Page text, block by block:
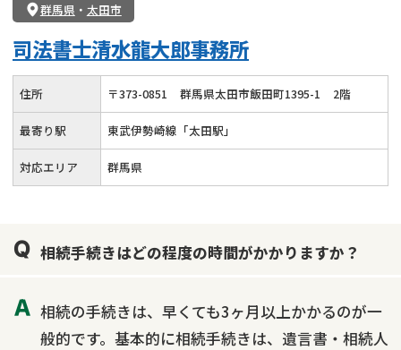
群馬県 ・ 太田市
司法書士清水龍大郎事務所
住所 〒373-0851 群馬県太田市飯田町1395-1 2階
最寄り駅 東武伊勢崎線「太田駅」
対応エリア 群馬県
相続手続きはどの程度の時間がかかりますか？
相続の手続きは、早くても3ヶ月以上かかるのが一
般的です。基本的に相続手続きは、遺言書・相続人